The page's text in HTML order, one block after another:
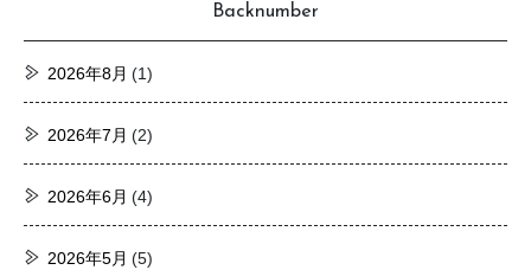
Backnumber
2026年8月 (1)
2026年7月 (2)
2026年6月 (4)
2026年5月 (5)